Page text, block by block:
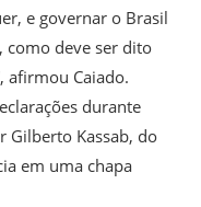
e governar o Brasil
como deve ser dito
afirmou Caiado.
durante
Gilberto Kassab, do
em uma chapa